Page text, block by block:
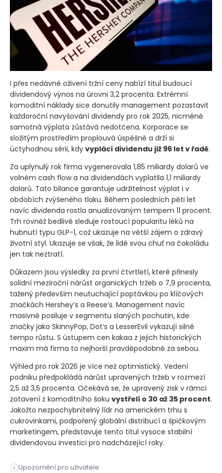
I přes nedávné oživení tržní ceny nabízí titul budoucí
dividendový výnos na úrovni 3,2 procenta. Extrémní
komoditní náklady sice donutily management pozastavit
každoroční navyšování dividendy pro rok 2025, nicméně
samotná výplata zůstává nedotčena. Korporace se
složitým prostředím proplouvá úspěšně a drží si
úctyhodnou sérii, kdy vyplácí dividendu již 96 let v řadě.
Za uplynulý rok firma vygenerovala 1,85 miliardy dolarů ve
volném cash flow a na dividendách vyplatila 1,1 miliardy
dolarů. Tato bilance garantuje udržitelnost výplat i v
obdobích zvýšeného tlaku. Během posledních pěti let
navíc dividenda rostla anualizovaným tempem 11 procent.
Trh rovněž bedlivě sleduje rostoucí popularitu léků na
hubnutí typu GLP-1, což ukazuje na větší zájem o zdravý
životní styl. Ukazuje se však, že lidé svou chuť na čokoládu
jen tak neztratí.
Důkazem jsou výsledky za první čtvrtletí, které přinesly
solidní meziroční nárůst organických tržeb o 7,9 procenta,
tažený především neutuchající poptávkou po klíčových
značkách Hershey’s a Reese’s. Management navíc
masivně posiluje v segmentu slaných pochutin, kde
značky jako SkinnyPop, Dot’s a LesserEvil vykazují silné
tempo růstu. S ústupem cen kakaa z jejich historických
maxim má firma to nejhorší pravděpodobně za sebou.
Výhled pro rok 2026 je více než optimistický. Vedení
podniku předpokládá nárůst upravených tržeb v rozmezí
2,5 až 3,5 procenta. Očekává se, že upravený zisk v rámci
zotavení z komoditního šoku vystřelí o 30 až 35 procent.
Jakožto nezpochybnitelný lídr na americkém trhu s
cukrovinkami, podpořený globální distribucí a špičkovým
marketingem, představuje tento titul vysoce stabilní
dividendovou investici pro nadcházející roky.
i Upozornění pro uživatele